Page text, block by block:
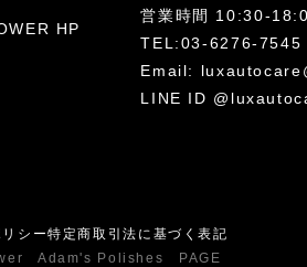
営業時間 10:30-
TEL:03-6276-7545
Email:
LINE ID
HP
リシー特定商取引法に基づく表記
Adam's Polishes PAGE